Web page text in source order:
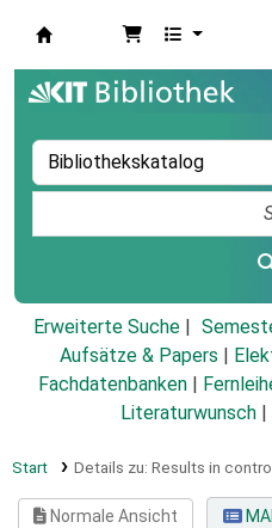
Erweiterte Suche
Aufsätze & Papers
Fachdatenbanken
Literaturwunsch
Start Details zu: Results in
Normale Ansicht